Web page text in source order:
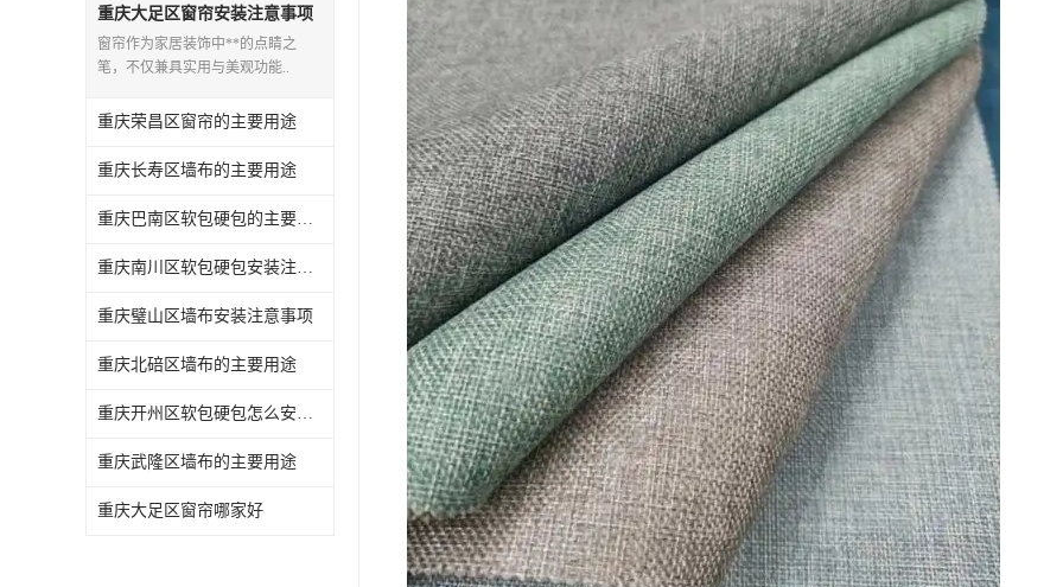
重庆大足区窗帘安装注意事项
窗帘作为家居装饰中**的点睛之
笔，不仅兼具实用与美观功能..
重庆荣昌区窗帘的主要用途
重庆长寿区墙布的主要用途
重庆巴南区软包硬包的主要用途
重庆南川区软包硬包安装注意事项
重庆璧山区墙布安装注意事项
重庆北碚区墙布的主要用途
重庆开州区软包硬包怎么安装与维护
重庆武隆区墙布的主要用途
重庆大足区窗帘哪家好